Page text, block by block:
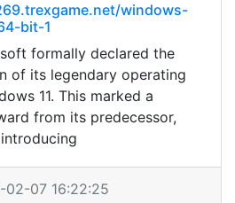
windows-
bit-1
formally declared the
of its legendary operating
11. This marked a
from its predecessor,
07 16:22:25